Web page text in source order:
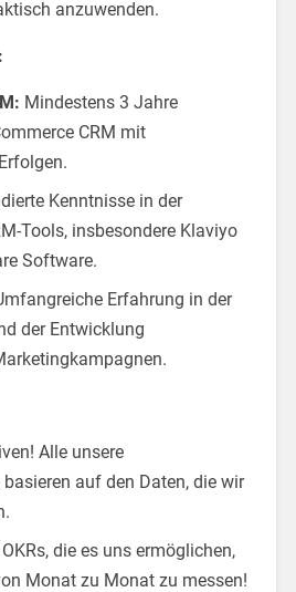
anzuwenden.
Mindestens 3 Jahre
CRM mit
Kenntnisse in der
Tools, insbesondere Klaviyo
Software.
Erfahrung in der
der Entwicklung
Alle unsere
auf den Daten, die wir
die es uns ermöglichen,
Monat zu Monat zu messen!